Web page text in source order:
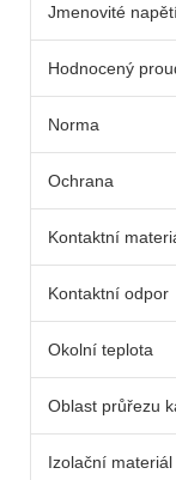
Jmenovité
Hodnocený
Norma
Ochrana
Kontaktní
Kontaktní odpor
Okolní teplota
Oblast průřezu
Izolační materiál